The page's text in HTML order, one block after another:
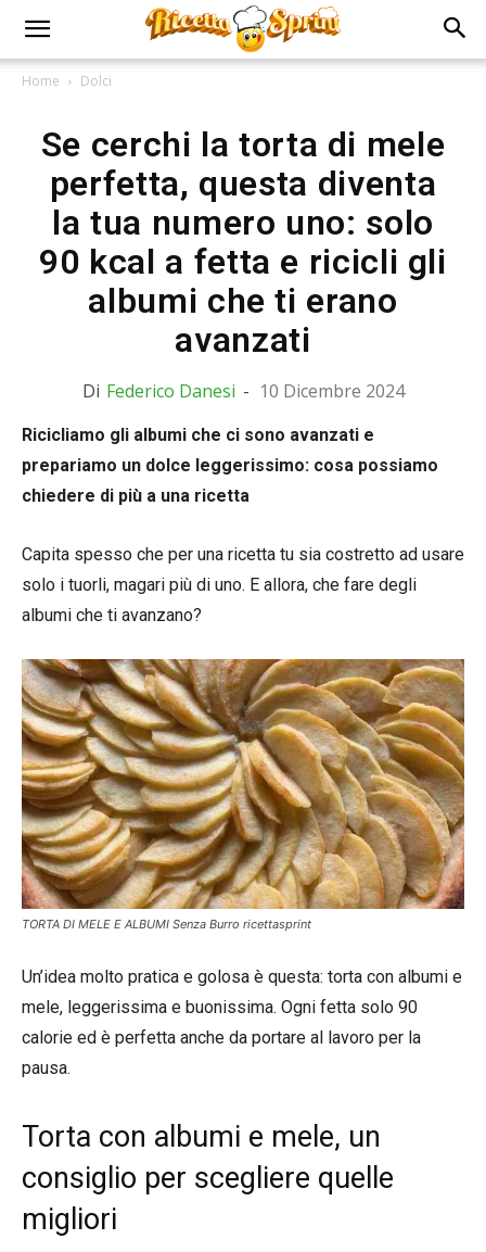
Home Dolci
Se cerchi la torta di mele
perfetta, questa diventa
la tua numero uno: solo
90 kcal a fetta e ricicli gli
albumi che ti erano
avanzati
Di Federico Danesi - 10 Dicembre 2024
Ricicliamo gli albumi che ci sono avanzati e
prepariamo un dolce leggerissimo: cosa possiamo
chiedere di più a una ricetta
Capita spesso che per una ricetta tu sia costretto ad usare
solo i tuorli, magari più di uno. E allora, che fare degli
albumi che ti avanzano?
TORTA DI MELE E ALBUMI Senza Burro ricettasprint
Un’idea molto pratica e golosa è questa: torta con albumi e
mele, leggerissima e buonissima. Ogni fetta solo 90
calorie ed è perfetta anche da portare al lavoro per la
pausa.
Torta con albumi e mele, un
consiglio per scegliere quelle
migliori